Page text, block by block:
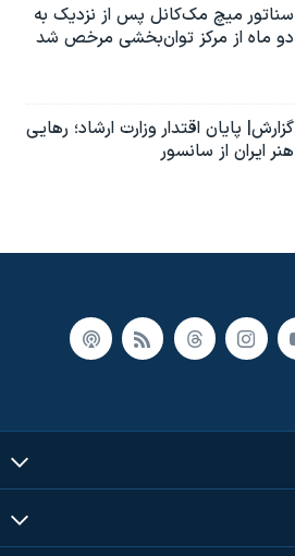
سناتور میچ مک‌کانل پس از نزدیک به
دو ماه از مرکز توان‌بخشی مرخص شد
گزارش| پایان اقتدار وزارت ارشاد؛ رهایی
هنر ایران از سانسور